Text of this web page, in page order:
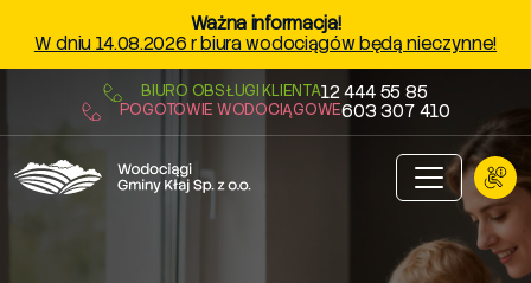
Ważna informacja!
W dniu 14.08.2026 r biura wodociągów będą nieczynne!
BIURO OBSŁUGI KLIENTA12 444 55 85
POGOTOWIE WODOCIĄGOWE603 307 410